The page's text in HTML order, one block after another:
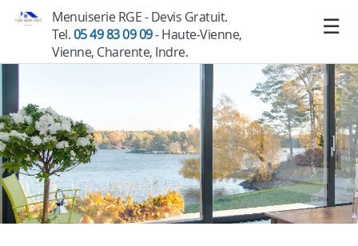
Menuiserie RGE - Devis Gratuit.
Tel.05 49 83 09 09- Haute-Vienne,
Vienne, Charente, Indre.